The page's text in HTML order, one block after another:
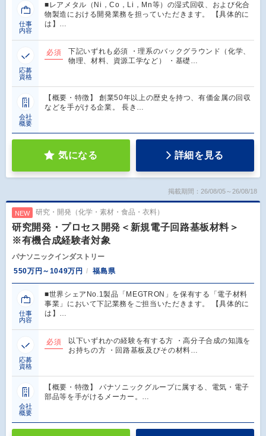
仕事
内容
■レアメタル（Ni，Co，Li，Mn等）の湿式回収、および化合
物製造における開発業務を担っていただきます。 【具体的に
は】…
応募
資格
必須
下記いずれも必須 ・理系のバックグラウンド（化学、
物理、材料、資源工学など） ・基礎…
会社
概要
【概要・特徴】 創業50年以上の歴史を持つ、有価金属の回収
などを手がける企業。 長き…
気になる 詳細を見る
掲載期間：26/08/05～26/08/18
NEW 研究・開発（化学・素材・食品・衣料）
研究開発・プロセス開発＜新規電子回路基板材料＞
※有機合成経験者対象
パナソニックインダストリー
550万円～1049万円
福島県
仕事
内容
■世界シェアNo.1製品「MEGTRON」を保有する「電子材料
事業」において下記業務をご担当いただきます。 【具体的に
は】…
応募
資格
必須
以下いずれかの経験を有する方 ・高分子合成の知識を
お持ちの方 ・回路基板及びその材料…
会社
概要
【概要・特徴】 パナソニックグループに属する、電気・電子
部品等を手がけるメーカー。…